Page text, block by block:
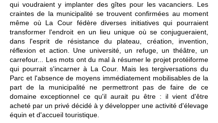
qui voudraient y implanter des gîtes pour les vacanciers. Les
craintes de la municipalité se trouvent confirmées au moment
même où La Cour fédère diverses initiatives qui pourraient
transformer l'endroit en un lieu unique où se conjugueraient,
dans l'esprit de résistance du plateau, création, invention,
réflexion et action. Une université, un refuge, un théâtre, un
carrefour... Les mots ont du mal à résumer le projet protéiforme
qui pourrait s'incarner à La Cour. Mais les tergiversations du
Parc et l'absence de moyens immédiatement mobilisables de la
part de la municipalité ne permettront pas de faire de ce
domaine exceptionnel ce qu'il aurait pu être : il vient d'être
acheté par un privé décidé à y développer une activité d'élevage
équin et d'accueil touristique.